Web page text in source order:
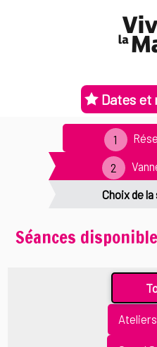
Dates et
Choix de
Séances